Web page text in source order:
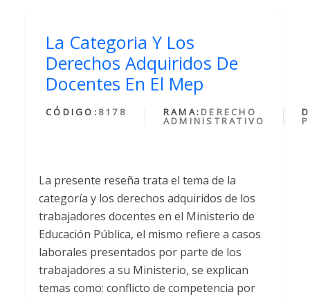
La Categoria Y Los
Derechos Adquiridos De
Docentes En El Mep
CÓDIGO: 8178 RAMA: DERECHO
ADMINISTRATIVO
La presente reseña trata el tema de la
categoría y los derechos adquiridos de los
trabajadores docentes en el Ministerio de
Educación Pública, el mismo refiere a casos
laborales presentados por parte de los
trabajadores a su Ministerio, se explican
temas como: conflicto de competencia por